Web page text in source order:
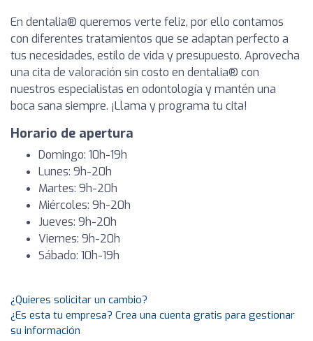
En dentalia® queremos verte feliz, por ello contamos
con diferentes tratamientos que se adaptan perfecto a
tus necesidades, estilo de vida y presupuesto. Aprovecha
una cita de valoración sin costo en dentalia® con
nuestros especialistas en odontología y mantén una
boca sana siempre. ¡Llama y programa tu cita!
Horario de apertura
Domingo: 10h-19h
Lunes: 9h-20h
Martes: 9h-20h
Miércoles: 9h-20h
Jueves: 9h-20h
Viernes: 9h-20h
Sábado: 10h-19h
¿Quieres solicitar un cambio?
¿Es esta tu empresa? Crea una cuenta gratis para gestionar
su información